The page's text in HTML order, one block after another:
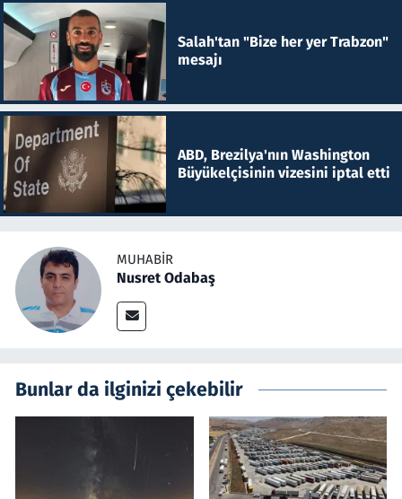
Salah'tan "Bize her yer Trabzon"
mesajı
ABD, Brezilya'nın Washington
Büyükelçisinin vizesini iptal etti
MUHABIR
Nusret Odabaş
Bunlar da ilginizi çekebilir